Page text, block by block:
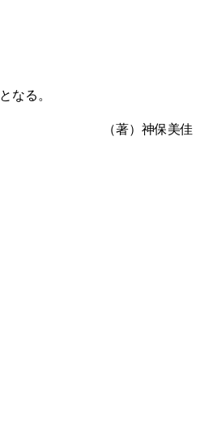
となる。
（著）神保美佳